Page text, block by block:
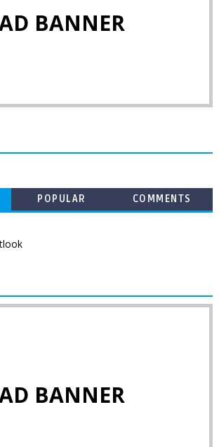
BANNER
POPULAR COMMENTS
BANNER